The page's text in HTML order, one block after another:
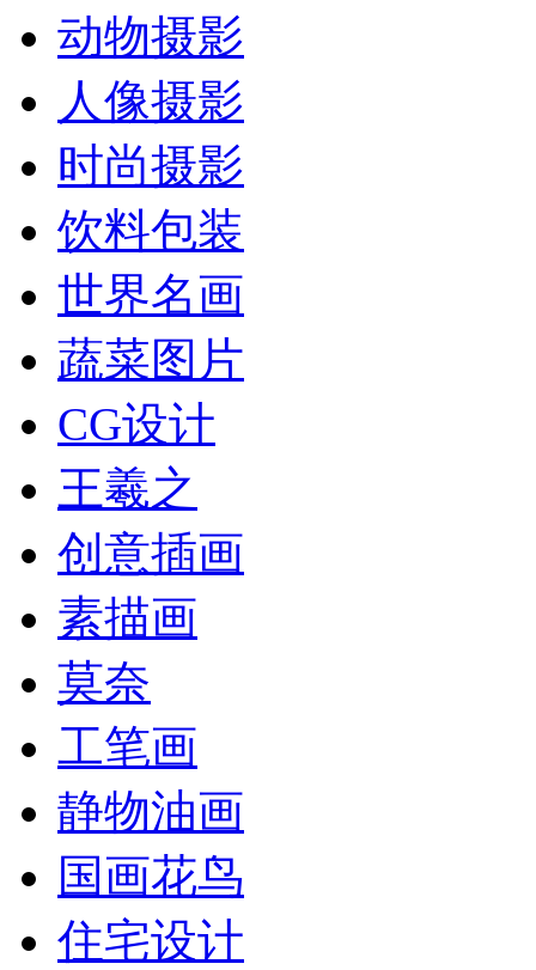
动物摄影
人像摄影
时尚摄影
饮料包装
世界名画
蔬菜图片
CG设计
王羲之
创意插画
素描画
莫奈
工笔画
静物油画
国画花鸟
住宅设计